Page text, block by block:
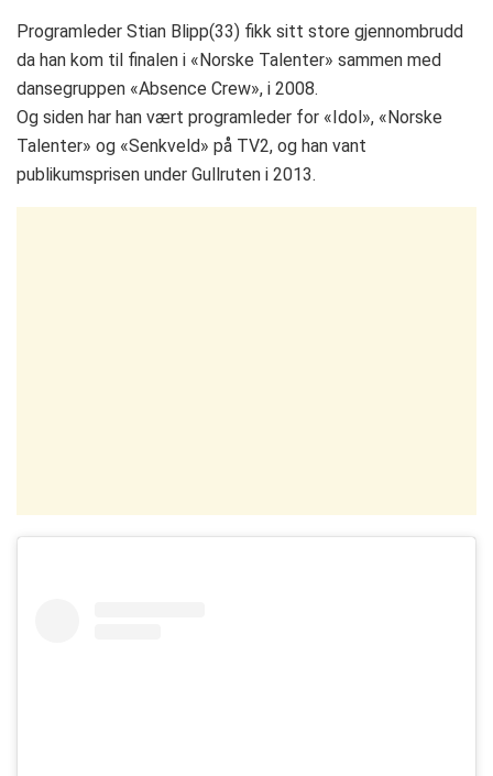
Programleder Stian Blipp(33) fikk sitt store gjennombrudd
da han kom til finalen i «Norske Talenter» sammen med
dansegruppen «Absence Crew», i 2008.
Og siden har han vært programleder for «Idol», «Norske
Talenter» og «Senkveld» på TV2, og han vant
publikumsprisen under Gullruten i 2013.